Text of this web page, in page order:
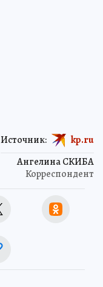
Ангелина СКИБА
Корреспондент
Источник: kp.ru